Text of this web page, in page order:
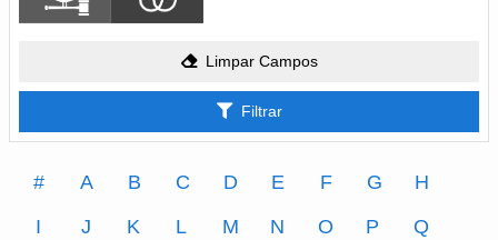
Limpar Campos
Filtrar
# A B C D E F G
H
I
J K L M N O P
Q